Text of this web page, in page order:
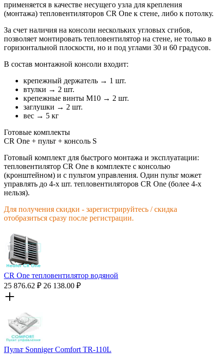
применяется в качестве несущего узла для крепления
(монтажа) тепловентиляторов CR One к стене, либо к потолку.
За счет наличия на консоли нескольких угловых сгибов,
позволяет монтировать тепловентилятор на стене, не только в
горизонтальной плоскости, но и под углами 30 и 60 градусов.
В состав монтажной консоли входит:
крепежный держатель → 1 шт.
втулки → 2 шт.
крепежные винты M10 → 2 шт.
заглушки → 2 шт.
вес → 5 кг
Готовые комплекты
CR One + пульт + консоль S
Готовый комплект для быстрого монтажа и эксплуатации:
тепловентилятор CR One в комплекте с консолью
(кронштейном) и с пультом управления. Один пульт может
управлять до 4-х шт. тепловентиляторов CR One (более 4-х
нельзя).
Для получения скидки - зарегистрируйтесь / скидка
отобразиться сразу после регистрации.
CR One тепловентилятор водяной
25 876.62 ₽ 26 138.00 ₽
Пульт Sonniger Comfort TR-110L